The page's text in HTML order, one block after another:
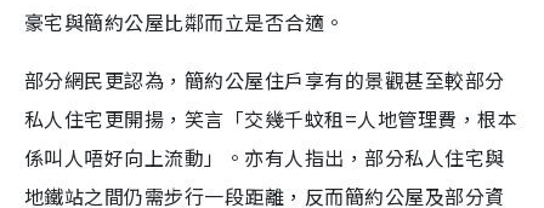
豪宅與簡約公屋比鄰而立是否合適。
部分網民更認為，簡約公屋住戶享有的景觀甚至較部分
私人住宅更開揚，笑言「交幾千蚊租=人地管理費，根本
係叫人唔好向上流動」。亦有人指出，部分私人住宅與
地鐵站之間仍需步行一段距離，反而簡約公屋及部分資